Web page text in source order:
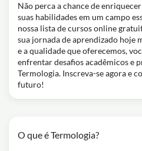
Não perca a chance de
suas habilidades em um campo
nossa lista de cursos online
sua jornada de aprendizado hoje
e a qualidade que oferecemos,
enfrentar desafios acadêmicos e
Termologia. Inscreva-se agora e
futuro!
O que é Termologia?